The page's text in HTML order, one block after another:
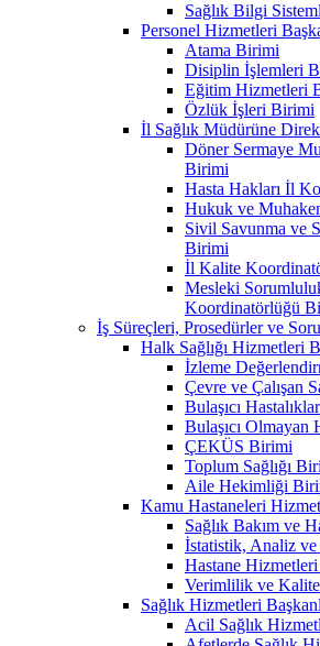
Sağlık Bilgi
Personel Hizmetleri
Atama Birimi
Disiplin İşlemleri
Eğitim Hizmetleri
Özlük İşleri Birimi
İl Sağlık Müdürüne
Döner Sermaye
Birimi
Hasta Hakları İl
Hukuk ve
Sivil Savunma ve
Birimi
İl Kalite
Mesleki
Koordinatörlüğü
İş Süreçleri, Prosedürler ve
Halk Sağlığı Hizmetleri
İzleme
Çevre ve Çalışan
Bulaşıcı
Bulaşıcı Olmayan
ÇEKÜS Birimi
Toplum Sağlığı
Aile Hekimliği
Kamu Hastaneleri
Sağlık Bakım ve
İstatistik, Analiz
Hastane
Verimlilik ve
Sağlık Hizmetleri
Acil Sağlık